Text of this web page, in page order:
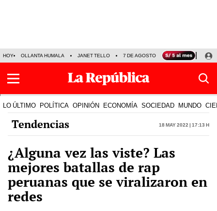
HOY OLLANTA HUMALA JANET TELLO 7 DE AGOSTO TINKA RESULTADOS
LO ÚLTIMO POLÍTICA OPINIÓN ECONOMÍA SOCIEDAD MUNDO
Tendencias 18 May 2022 | 17:13 h
¿Alguna vez las viste? Las
mejores batallas de rap
peruanas que se viralizaron en
redes